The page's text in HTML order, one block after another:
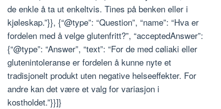
de enkle å ta ut enkeltvis. Tines på benken eller i
kjøleskap.”}}, {“@type”: “Question”, “name”: “Hva er
fordelen med å velge glutenfritt?”, “acceptedAnswer”:
{“@type”: “Answer”, “text”: “For de med cøliaki eller
glutenintoleranse er fordelen å kunne nyte et
tradisjonelt produkt uten negative helseeffekter. For
andre kan det være et valg for variasjon i
kostholdet.”}}]}